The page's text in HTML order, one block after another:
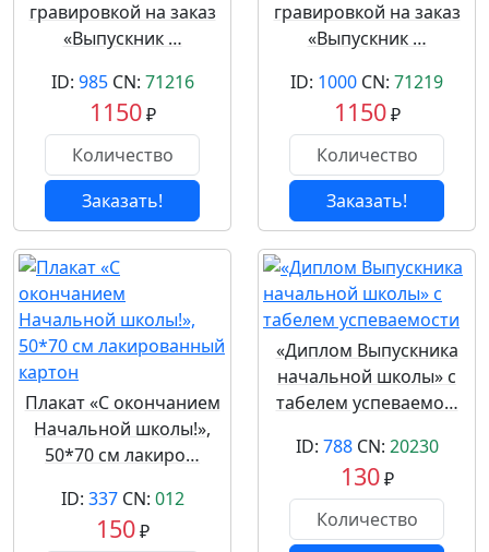
гравировкой на заказ
«Выпускник …
ID: 985CN: 71216
1150₽
Заказать!
гравировкой на заказ
«Выпускник …
ID: 1000 CN: 71219
1150₽
Заказать!
Плакат «С окончанием
Начальной школы!»,
50*70 см лакиро…
ID: 337CN: 012
150₽
«Диплом Выпускника
начальной школы» с
табелем успеваемо…
ID: 788CN: 20230
130₽